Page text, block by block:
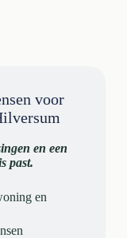
voor
en een
past.
en